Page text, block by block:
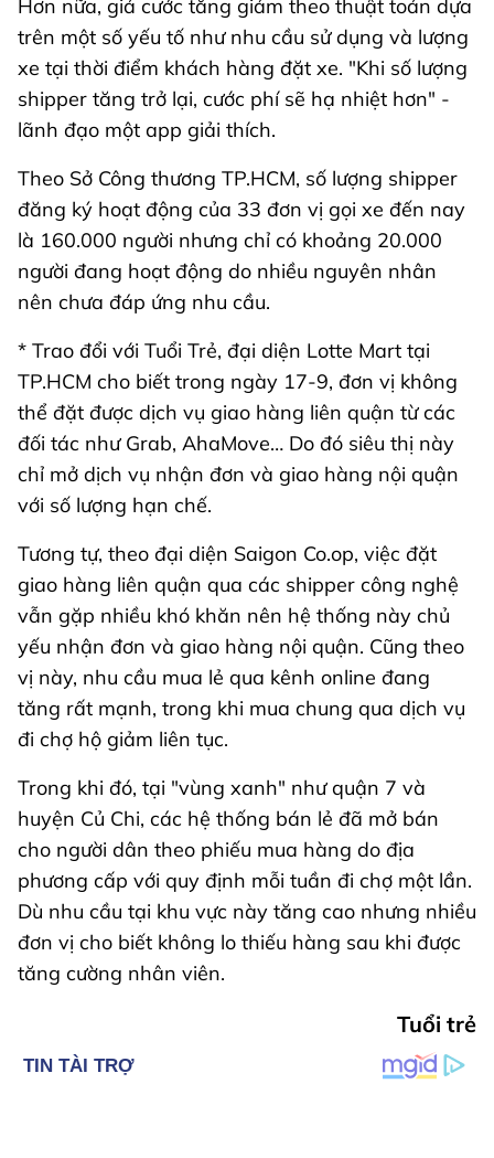
Hơn nữa, giá cước tăng giảm theo thuật toán dựa
trên một số yếu tố như nhu cầu sử dụng và lượng
xe tại thời điểm khách hàng đặt xe. "Khi số lượng
shipper tăng trở lại, cước phí sẽ hạ nhiệt hơn" -
lãnh đạo một app giải thích.
Theo Sở Công thương TP.HCM, số lượng shipper
đăng ký hoạt động của 33 đơn vị gọi xe đến nay
là 160.000 người nhưng chỉ có khoảng 20.000
người đang hoạt động do nhiều nguyên nhân
nên chưa đáp ứng nhu cầu.
* Trao đổi với Tuổi Trẻ, đại diện Lotte Mart tại
TP.HCM cho biết trong ngày 17-9, đơn vị không
thể đặt được dịch vụ giao hàng liên quận từ các
đối tác như Grab, AhaMove… Do đó siêu thị này
chỉ mở dịch vụ nhận đơn và giao hàng nội quận
với số lượng hạn chế.
Tương tự, theo đại diện Saigon Co.op, việc đặt
giao hàng liên quận qua các shipper công nghệ
vẫn gặp nhiều khó khăn nên hệ thống này chủ
yếu nhận đơn và giao hàng nội quận. Cũng theo
vị này, nhu cầu mua lẻ qua kênh online đang
tăng rất mạnh, trong khi mua chung qua dịch vụ
đi chợ hộ giảm liên tục.
Trong khi đó, tại "vùng xanh" như quận 7 và
huyện Củ Chi, các hệ thống bán lẻ đã mở bán
cho người dân theo phiếu mua hàng do địa
phương cấp với quy định mỗi tuần đi chợ một lần.
Dù nhu cầu tại khu vực này tăng cao nhưng nhiều
đơn vị cho biết không lo thiếu hàng sau khi được
tăng cường nhân viên.
Tuổi trẻ